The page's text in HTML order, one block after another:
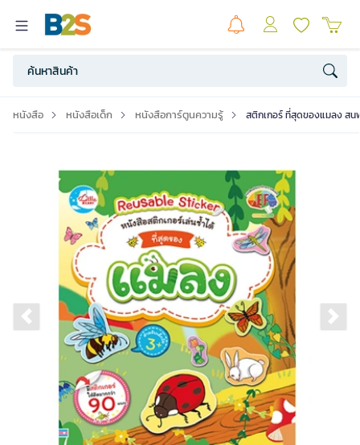
หนังสือ หนังสือเด็ก หนังสือการ์ตูนความรู้ สติกเกอร์ ที่สุดของแมลง สน
Previous slide